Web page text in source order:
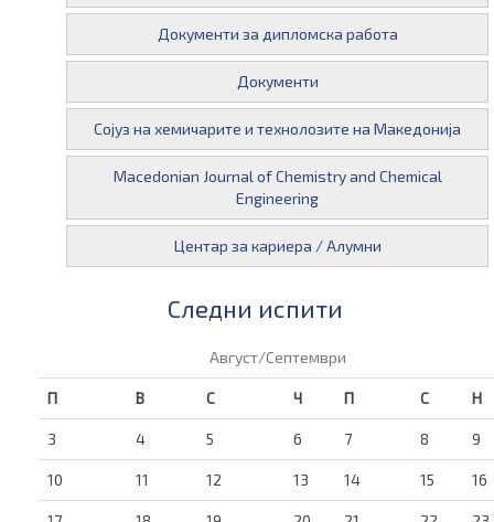
Документи за дипломска работа
Документи
Сојуз на хемичарите и технолозите на Македонија
Macedonian Journal of Chemistry and Chemical
Engineering
Центар за кариера / Алумни
Следни испити
Август/Септември
П В С Ч П С Н
3 4 5 6 7 8 9
10 11 12 13 14 15 16